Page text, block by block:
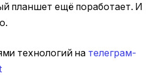
планшет ещё поработает. И
технологий на телеграм-